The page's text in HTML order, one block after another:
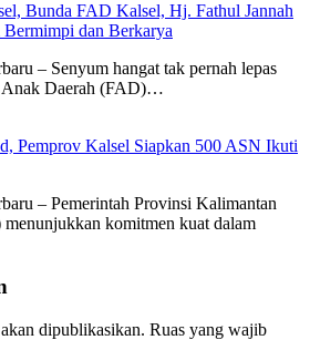
Bunda FAD Kalsel, Hj. Fathul Jannah
dan Berkarya
– Senyum hangat tak pernah lepas
Anak Daerah (FAD)…
Pemprov Kalsel Siapkan 500 ASN Ikuti
– Pemerintah Provinsi Kalimantan
menunjukkan komitmen kuat dalam
dipublikasikan. Ruas yang wajib